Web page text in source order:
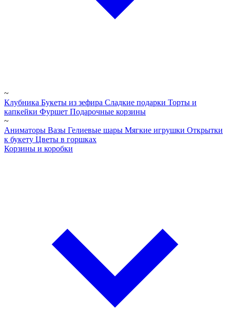
~
Клубника Букеты из зефира Сладкие подарки Торты и
капкейки Фуршет Подарочные корзины
~
Аниматоры Вазы Гелиевые шары Мягкие игрушки Открытки
к букету Цветы в горшках
Корзины и коробки